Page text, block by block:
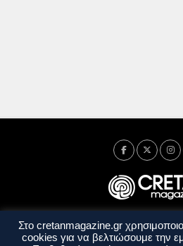
Ταυτότητα Πολιτική
Όροι και
Στο cretanmagazine.gr
cookies για να βελτιώσουμε την